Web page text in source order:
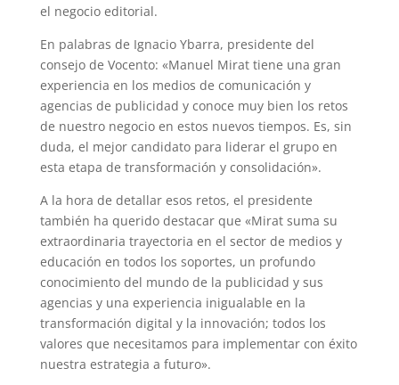
el negocio editorial.
En palabras de Ignacio Ybarra, presidente del
consejo de Vocento: «Manuel Mirat tiene una gran
experiencia en los medios de comunicación y
agencias de publicidad y conoce muy bien los retos
de nuestro negocio en estos nuevos tiempos. Es, sin
duda, el mejor candidato para liderar el grupo en
esta etapa de transformación y consolidación».
A la hora de detallar esos retos, el presidente
también ha querido destacar que «Mirat suma su
extraordinaria trayectoria en el sector de medios y
educación en todos los soportes, un profundo
conocimiento del mundo de la publicidad y sus
agencias y una experiencia inigualable en la
transformación digital y la innovación; todos los
valores que necesitamos para implementar con éxito
nuestra estrategia a futuro».